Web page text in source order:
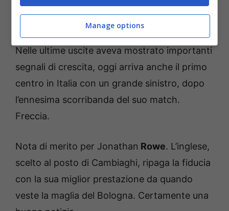
sorprendentemente in sordina dopo una
prima stagione in Serie A più che positiva.
Nelle ultime uscite aveva mostrato importanti
segnali di crescita, oggi arriva anche il primo
centro in Italia con un grande sinistro, dopo
l’ennesima scorribanda del suo match.
Freccia.
Nota di merito per Jonathan Rowe. L’inglese,
scelto al posto di Cambiaghi, ripaga la fiducia
con la sua miglior prestazione da quando
veste la maglia del Bologna. Certamente una
Manage options